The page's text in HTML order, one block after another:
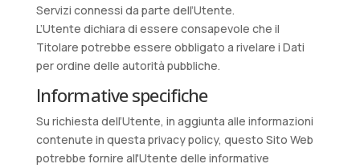
Servizi connessi da parte dell’Utente.
L’Utente dichiara di essere consapevole che il
Titolare potrebbe essere obbligato a rivelare i Dati
per ordine delle autorità pubbliche.
Informative specifiche
Su richiesta dell’Utente, in aggiunta alle informazioni
contenute in questa privacy policy, questo Sito Web
potrebbe fornire all'Utente delle informative